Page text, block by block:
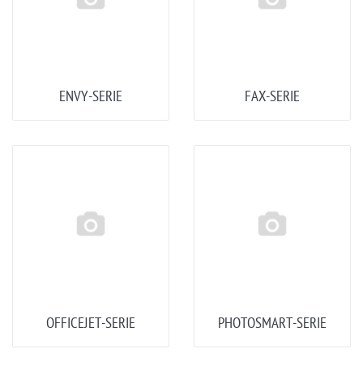
ENVY-SERIE FAX-SERIE
OFFICEJET-SERIE PHOTOSMART-SERIE